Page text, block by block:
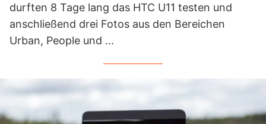
durften 8 Tage lang das HTC U11 testen und
anschließend drei Fotos aus den Bereichen
Urban, People und ...